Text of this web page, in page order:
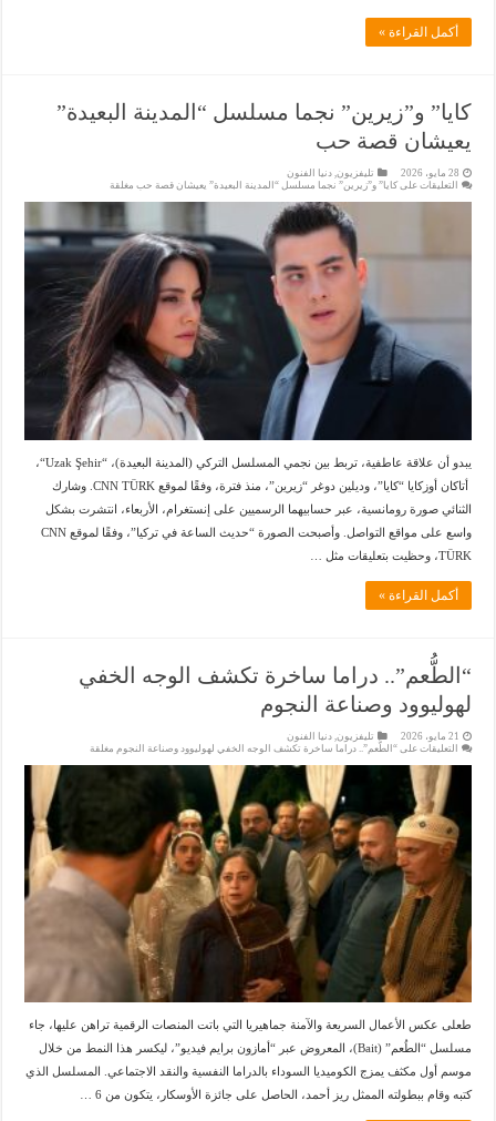
أكمل القراءة »
كايا” و”زيرين” نجما مسلسل “المدينة البعيدة”
يعيشان قصة حب
28 مايو، 2026 تليفزيون ,دنيا الفنون
التعليقاتعلى كايا” و”زيرين” نجما مسلسل “المدينة البعيدة” يعيشان قصة حب مغلقة
يبدو أن علاقة عاطفية، تربط بين نجمي المسلسل التركي (المدينة البعيدة)، “Uzak Şehir“،
أتاكان أوزكايا “كايا”، وديلين دوغر “زيرين”، منذ فترة، وفقًا لموقع CNN TÜRK. وشارك
الثنائي صورة رومانسية، عبر حسابيهما الرسميين على إنستغرام، الأربعاء، انتشرت بشكل
واسع على مواقع التواصل. وأصبحت الصورة “حديث الساعة في تركيا”، وفقًا لموقع CNN
TÜRK، وحظيت بتعليقات مثل …
أكمل القراءة »
“الطُّعم”.. دراما ساخرة تكشف الوجه الخفي
لهوليوود وصناعة النجوم
21 مايو، 2026 تليفزيون ,دنيا الفنون
التعليقاتعلى “الطُّعم”.. دراما ساخرة تكشف الوجه الخفي لهوليوود وصناعة النجوم مغلقة
طعلى عكس الأعمال السريعة والآمنة جماهيريا التي باتت المنصات الرقمية تراهن عليها، جاء
مسلسل “الطُعم” (Bait)، المعروض عبر “أمازون برايم فيديو”، ليكسر هذا النمط من خلال
موسم أول مكثف يمزج الكوميديا السوداء بالدراما النفسية والنقد الاجتماعي. المسلسل الذي
كتبه وقام ببطولته الممثل ريز أحمد، الحاصل على جائزة الأوسكار، يتكون من 6 …